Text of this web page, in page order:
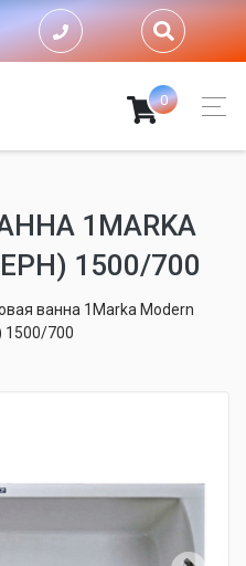
0
1MARKA
1500/700
ванна 1Marka Modern
700